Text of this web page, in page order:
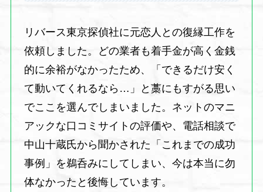
リバース東京探偵社に元恋人との復縁工作を
依頼しました。どの業者も着手金が高く金銭
的に余裕がなかったため、「できるだけ安く
て動いてくれるなら…」と藁にもすがる思い
でここを選んでしまいました。ネットのマニ
アックな口コミサイトの評価や、電話相談で
中山十蔵氏から聞かされた「これまでの成功
事例」を鵜呑みにしてしまい、今は本当に勿
体なかったと後悔しています。